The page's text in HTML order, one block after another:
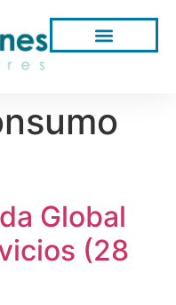
Global
(28